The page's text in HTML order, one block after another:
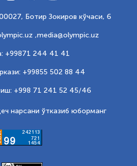
Ботир Зокиров кўчаси, 6
,media@olympic.uz
+99871 244 41 41
+99855 502 88 44
+998 71 241 52 45/46
нарсани ўтказиб юборманг